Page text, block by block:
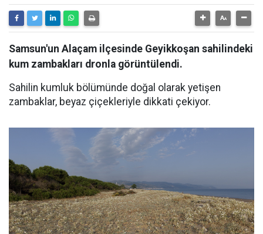
Samsun'un Alaçam ilçesinde Geyikkoşan sahilindeki
kum zambakları dronla görüntülendi.
Sahilin kumluk bölümünde doğal olarak yetişen
zambaklar, beyaz çiçekleriyle dikkati çekiyor.